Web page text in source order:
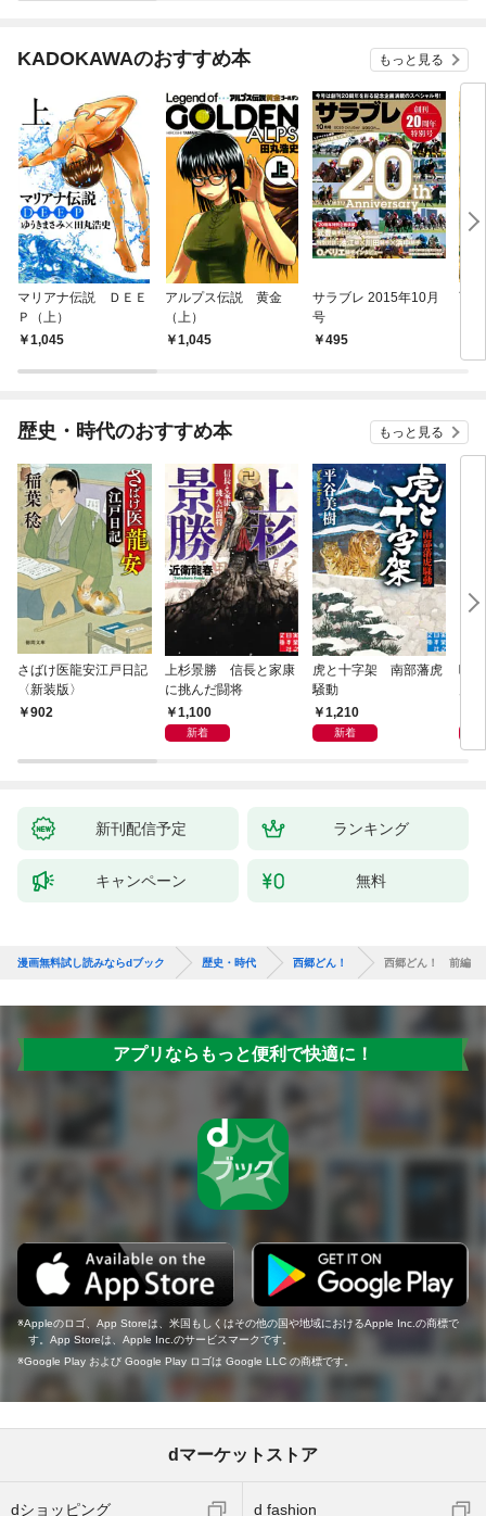
KADOKAWAのおすすめ本 もっと見る
マリアナ伝説 ＤＥＥ
Ｐ（上）
1,045
アルプス伝説 黄金
（上）
1,045
サラブレ 2015年10月
号
495
西
歴史・時代のおすすめ本 もっと見る
さばけ医龍安江戸日記
〈新装版〉
902
上杉景勝 信長と家康
に挑んだ闘将
1,100
新着
虎と十字架 南部藩虎
騒動
1,210
新着
噺
新刊配信予定 ランキング
キャンペーン 無料
漫画無料試し読みならdブック 歴史・時代 西郷どん！ 西郷どん！ 前編
アプリならもっと便利で快適に！
Appleのロゴ、App Storeは、米国もしくはその他の国や地域におけるApple Inc.の商標で
す。App Storeは、Apple Inc.のサービスマークです。
Google Play および Google Play ロゴは Google LLC の商標です。
dマーケットストア
dショッピング d fashion